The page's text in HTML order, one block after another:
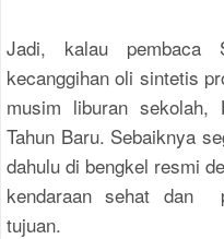
Jadi, kalau pembaca
kecanggihan oli sintetis
musim liburan
Tahun Baru. Sebaiknya
dahulu di bengkel resmi
kendaraan sehat dan
tujuan.